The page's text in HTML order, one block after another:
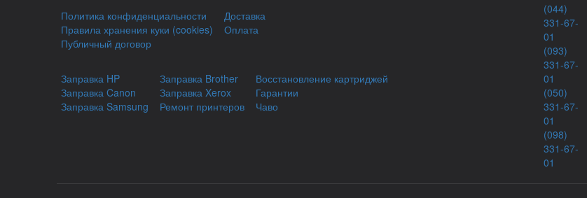
Политика конфиденциальности
Правила хранения куки (cookies)
Публичный договор
Доставка
Оплата
Заправка HP
Заправка Canon
Заправка Samsung
Заправка Brother
Заправка Xerox
Ремонт принтеров
Восстановление картриджей
Гарантии
Чаво
(044)
331-67-
01
(093)
331-67-
01
(050)
331-67-
01
(098)
331-67-
01